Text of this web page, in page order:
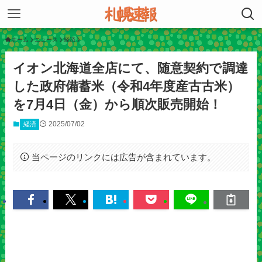
ホーム ニュース 経済
イオン北海道全店にて、随意契約で調達
した政府備蓄米（令和4年度産古古米）
を7月4日（金）から順次販売開始！
経済 2025/07/02
当ページのリンクには広告が含まれています。